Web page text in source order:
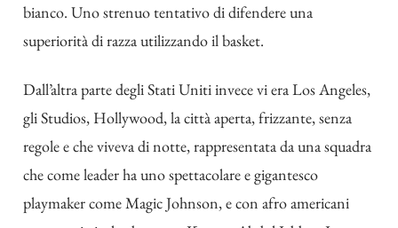
bianco. Uno strenuo tentativo di difendere una
superiorità di razza utilizzando il basket.
Dall’altra parte degli Stati Uniti invece vi era Los Angeles,
gli Studios, Hollywood, la città aperta, frizzante, senza
regole e che viveva di notte, rappresentata da una squadra
che come leader ha uno spettacolare e gigantesco
playmaker come Magic Johnson, e con afro americani